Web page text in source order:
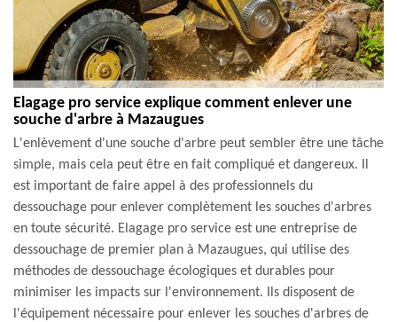
Elagage pro service explique comment enlever une
souche d'arbre à Mazaugues
L'enlèvement d'une souche d'arbre peut sembler être une tâche
simple, mais cela peut être en fait compliqué et dangereux. Il
est important de faire appel à des professionnels du
dessouchage pour enlever complètement les souches d'arbres
en toute sécurité. Elagage pro service est une entreprise de
dessouchage de premier plan à Mazaugues, qui utilise des
méthodes de dessouchage écologiques et durables pour
minimiser les impacts sur l'environnement. Ils disposent de
l'équipement nécessaire pour enlever les souches d'arbres de